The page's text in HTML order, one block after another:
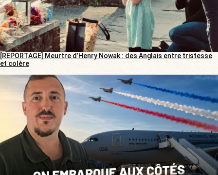
[REPORTAGE] Meurtre d’Henry Nowak : des Anglais entre tristesse
et colère